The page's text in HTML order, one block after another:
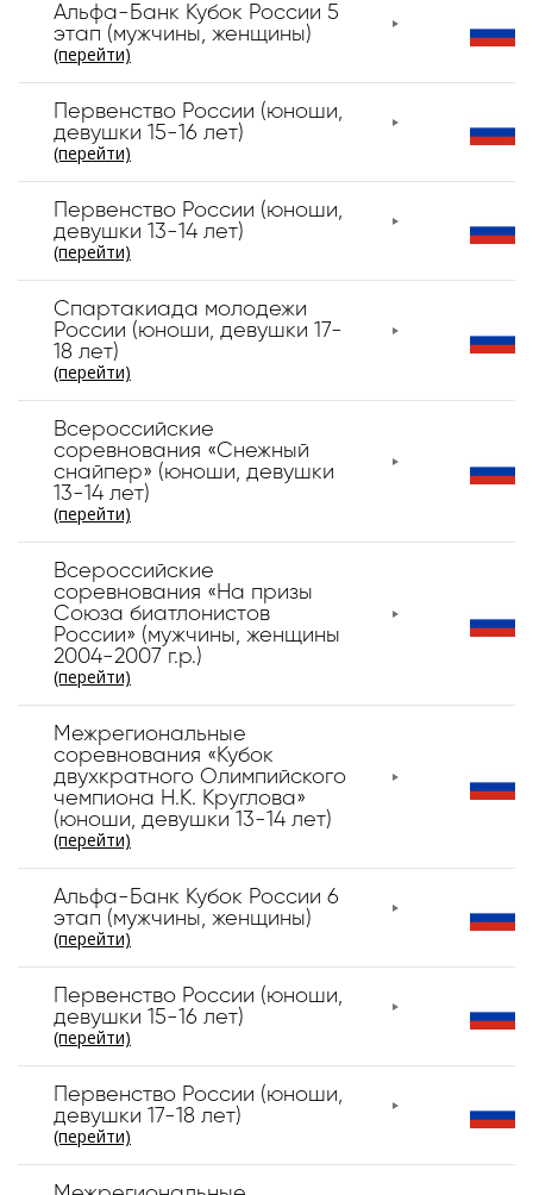
Альфа-Банк Кубок России 5
этап (мужчины, женщины)
(перейти)
Первенство России (юноши,
девушки 15-16 лет)
(перейти)
Первенство России (юноши,
девушки 13-14 лет)
(перейти)
Спартакиада молодежи
России (юноши, девушки 17-
18 лет)
(перейти)
Всероссийские
соревнования «Снежный
снайпер» (юноши, девушки
13-14 лет)
(перейти)
Всероссийские
соревнования «На призы
Союза биатлонистов
России» (мужчины, женщины
2004-2007 г.р.)
(перейти)
Межрегиональные
соревнования «Кубок
двухкратного Олимпийского
чемпиона Н.К. Круглова»
(юноши, девушки 13-14 лет)
(перейти)
Альфа-Банк Кубок России 6
этап (мужчины, женщины)
(перейти)
Первенство России (юноши,
девушки 15-16 лет)
(перейти)
Первенство России (юноши,
девушки 17-18 лет)
(перейти)